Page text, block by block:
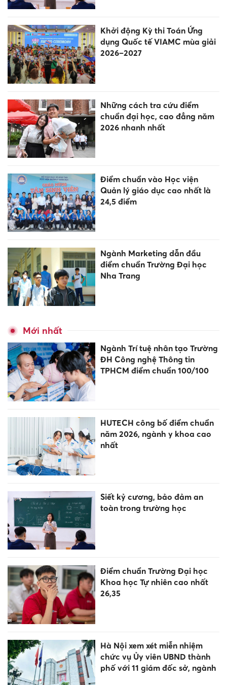
Khởi động Kỳ thi Toán Ứng
dụng Quốc tế VIAMC mùa giải
2026–2027
Những cách tra cứu điểm
chuẩn đại học, cao đẳng năm
2026 nhanh nhất
Điểm chuẩn vào Học viện
Quản lý giáo dục cao nhất là
24,5 điểm
Ngành Marketing dẫn đầu
điểm chuẩn Trường Đại học
Nha Trang
Mới nhất
Ngành Trí tuệ nhân tạo Trường
ĐH Công nghệ Thông tin
TPHCM điểm chuẩn 100/100
HUTECH công bố điểm chuẩn
năm 2026, ngành y khoa cao
nhất
Siết kỷ cương, bảo đảm an
toàn trong trường học
Điểm chuẩn Trường Đại học
Khoa học Tự nhiên cao nhất
26,35
Hà Nội xem xét miễn nhiệm
chức vụ Ủy viên UBND thành
phố với 11 giám đốc sở, ngành